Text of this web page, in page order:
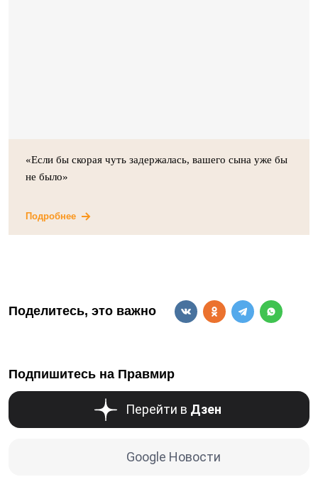
«Если бы скорая чуть задержалась, вашего сына уже бы
не было»
Подробнее
Поделитесь, это важно
Подпишитесь на Правмир
Перейти в Дзен
Google Новости